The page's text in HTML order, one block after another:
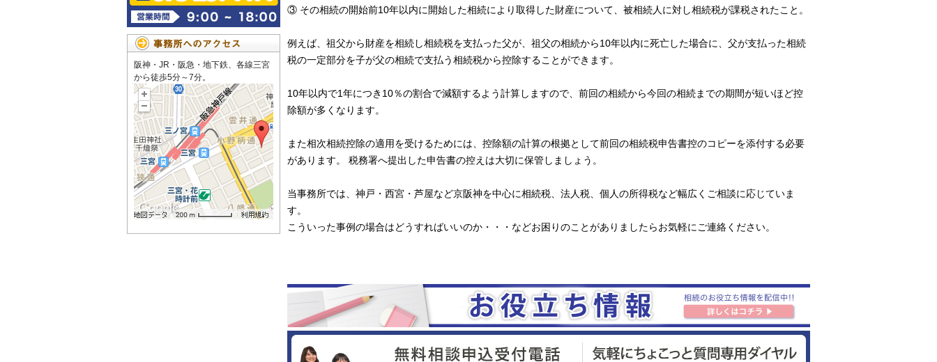
阪神・JR・阪急・地下鉄、各線三宮
から徒歩5分～7分。
③ その相続の開始前10年以内に開始した相続により取得した財産について、被相続人に対し相続税が課税されたこと。
例えば、祖父から財産を相続し相続税を支払った父が、祖父の相続から10年以内に死亡した場合に、父が支払った相続
税の一定部分を子が父の相続で支払う相続税から控除することができます。
10年以内で1年につき10％の割合で減額するよう計算しますので、前回の相続から今回の相続までの期間が短いほど控
除額が多くなります。
また相次相続控除の適用を受けるためには、控除額の計算の根拠として前回の相続税申告書控のコピーを添付する必要
があります。 税務署へ提出した申告書の控えは大切に保管しましょう。
当事務所では、神戸・西宮・芦屋など京阪神を中心に相続税、法人税、個人の所得税など幅広くご相談に応じていま
す。
こういった事例の場合はどうすればいいのか・・・などお困りのことがありましたらお気軽にご連絡ください。